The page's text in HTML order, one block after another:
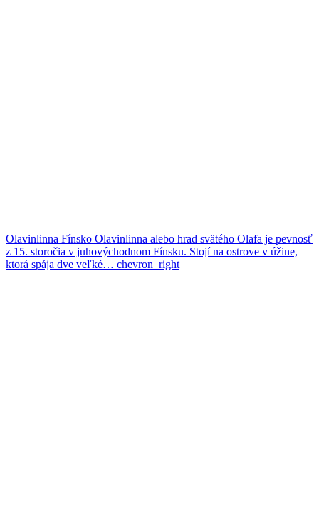
Olavinlinna Fínsko Olavinlinna alebo hrad svätého Olafa je pevnosť
z 15. storočia v juhovýchodnom Fínsku. Stojí na ostrove v úžine,
ktorá spája dve veľké… chevron_right